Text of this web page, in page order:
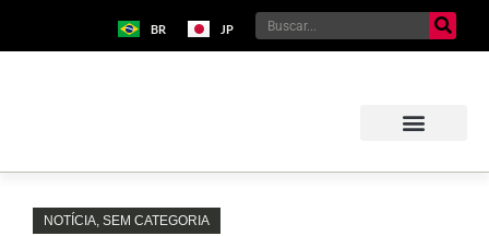
BR JP
NOTÍCIA, SEM CATEGORIA